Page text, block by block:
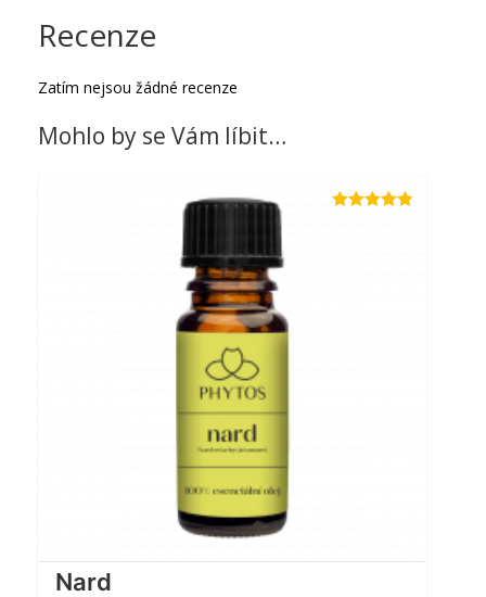
Recenze
Zatím nejsou žádné recenze
Mohlo by se Vám líbit…
Nard